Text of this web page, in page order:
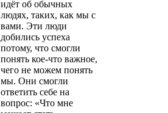
идёт об обычных
людях, таких, как мы с
вами. Эти люди
добились успеха
потому, что смогли
понять кое-что важное,
чего не можем понять
мы. Они смогли
ответить себе на
вопрос: «Что мне